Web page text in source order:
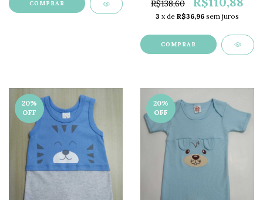
COMPRAR
R$138,60
3 x de R$36,96 sem juros
COMPRAR
20%
OFF
20%
OFF